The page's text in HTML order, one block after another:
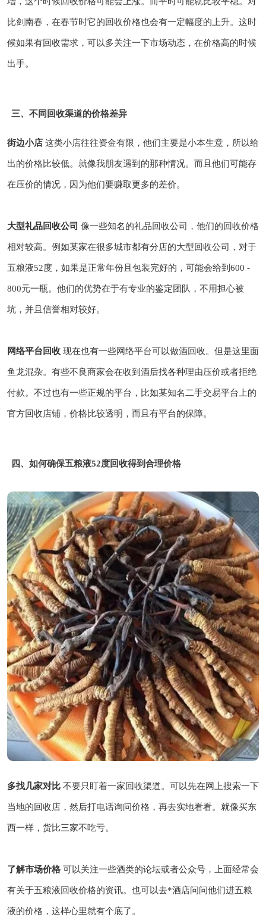
比剑南春，在春节时它的回收价格也会有一定幅度的上升。这时
候如果有回收需求，可以多关注一下市场动态，在价格高的时候
出手。
三、不同回收渠道的价格差异
街边小店这类小店往往资金有限，他们主要是小本生意，所以给
出的价格比较低。就像我朋友遇到的那种情况。而且他们可能存
在压价的情况，因为他们要赚取更多的差价。
大型礼品回收公司 像一些知名的礼品回收公司，他们的回收价格
相对较高。例如某家在很多城市都有分店的大型回收公司，对于
五粮液52度，如果是正常年份且包装完好的，可能会给到600 -
800元一瓶。他们的优势在于有专业的鉴定团队，不用担心被
坑，并且信誉相对较好。
网络平台回收现在也有一些网络平台可以做酒回收。但是这里面
鱼龙混杂。有些不良商家会在收到酒后找各种理由压价或者拒绝
付款。不过也有一些正规的平台，比如某知名二手交易平台上的
官方回收店铺，价格比较透明，而且有平台的保障。
四、如何确保五粮液52度回收得到合理价格
多找几家对比不要只盯着一家回收渠道。可以先在网上搜索一下
当地的回收店，然后打电话询问价格，再去实地看看。就像买东
西一样，货比三家不吃亏。
了解市场价格可以关注一些酒类的论坛或者公众号，上面经常会
有关于五粮液回收价格的资讯。也可以去*酒店问问他们进五粮
液的价格，这样心里就有个底了。